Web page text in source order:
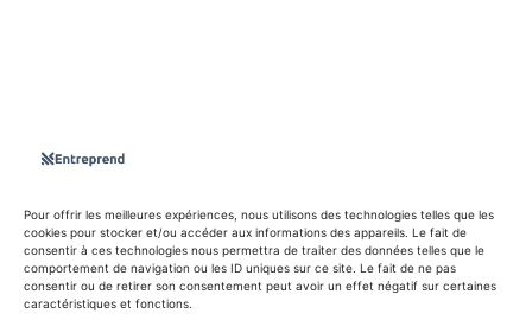
Pour offrir les meilleures expériences, nous utilisons des technologies telles que les
cookies pour stocker et/ou accéder aux informations des appareils. Le fait de
consentir à ces technologies nous permettra de traiter des données telles que le
comportement de navigation ou les ID uniques sur ce site. Le fait de ne pas
consentir ou de retirer son consentement peut avoir un effet négatif sur certaines
caractéristiques et fonctions.
info@entreprend.net